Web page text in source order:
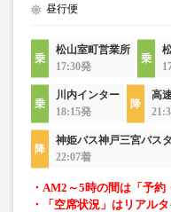
昼行便
松山室町営業所
17:30発
川内インター
18:15発
高
神姫バス神戸三宮バス
22:07着
・AM2～5時の間は「予約
・「空席状況」はリアル